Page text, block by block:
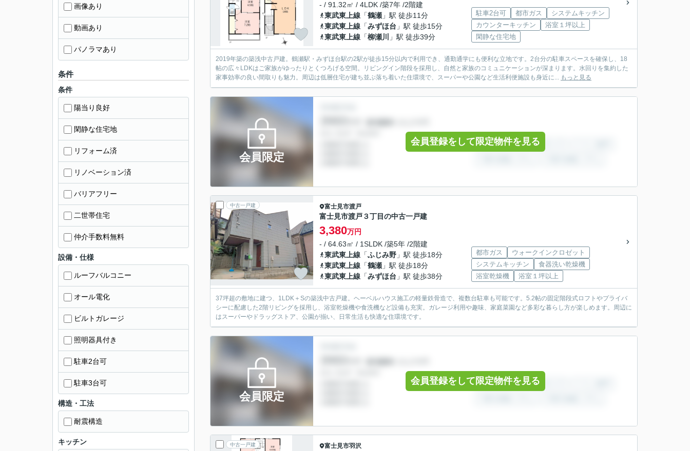
- / 91.32㎡ / 4LDK /築7年 /2階建
東武東上線 「鶴瀬 」駅 徒歩11分
東武東上線 「みずほ台 」駅 徒歩15分
東武東上線 「柳瀬川 」駅 徒歩39分
駐車2台可 都市ガス
システムキッチン
カウンターキッチン
浴室１坪以上
閑静な住宅地
2019年築の築浅中古戸建。鶴瀬駅・みずほ台駅の2駅が徒歩15分以内で利用でき、通勤通学にも便利な立地です。2台分の駐車スペースを確保し、18
帖の広々LDKはご家族がゆったりとくつろげる空間。リビングイン階段を採用し、自然と家族のコミュニケーションが深まります。水回りを集約した
家事効率の良い間取りも魅力。周辺は低層住宅が建ち並ぶ落ち着いた住環境で、スーパーや公園など生活利便施設も身近に... もっと見る
会員限定
会員登録をして限定物件を見る
中古一戸建 富士見市渡戸
富士見市渡戸３丁目の中古一戸建
3,380万円
- / 64.63㎡ / 1SLDK /築5年 /2階建
東武東上線 「ふじみ野 」駅 徒歩18分
東武東上線 「鶴瀬 」駅 徒歩18分
東武東上線 「みずほ台 」駅 徒歩38分
都市ガス
ウォークインクロゼット
システムキッチン
食器洗い乾燥機
浴室乾燥機
浴室１坪以上
37坪超の敷地に建つ、1LDK＋Sの築浅中古戸建。ヘーベルハウス施工の軽量鉄骨造で、複数台駐車も可能です。5.2帖の固定階段式ロフトやプライバ
シーに配慮した2階リビングを採用し、浴室乾燥機や食洗機など設備も充実。ガレージ利用や趣味、家庭菜園など多彩な暮らし方が楽しめます。周辺に
はスーパーやドラッグストア、公園が揃い、日常生活も快適な住環境です。
会員限定
会員登録をして限定物件を見る
中古一戸建 富士見市羽沢
画像あり
動画あり
パノラマあり
条件
条件
陽当り良好
閑静な住宅地
リフォーム済
リノベーション済
バリアフリー
二世帯住宅
仲介手数料無料
設備・仕様
ルーフバルコニー
オール電化
ビルトガレージ
照明器具付き
駐車2台可
駐車3台可
構造・工法
耐震構造
キッチン